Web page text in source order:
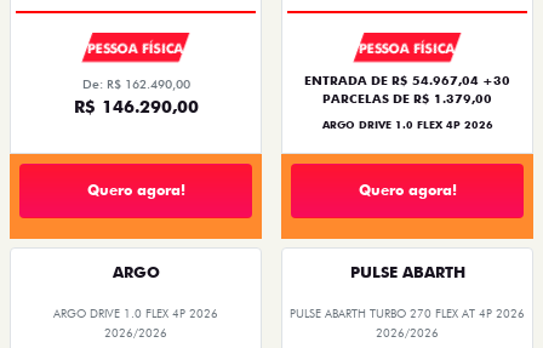
PESSOA FÍSICA
De: R$ 162.490,00
R$ 146.290,00
Quero agora!
PESSOA FÍSICA
ENTRADA DE R$ 54.967,04 +30
PARCELAS DE R$ 1.379,00
ARGO DRIVE 1.0 FLEX 4P 2026
Quero agora!
ARGO
ARGO DRIVE 1.0 FLEX 4P 2026
2026/2026
PULSE ABARTH
PULSE ABARTH TURBO 270 FLEX AT 4P 2026
2026/2026